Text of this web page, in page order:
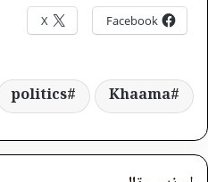
Facebook
X
Khaama
politics